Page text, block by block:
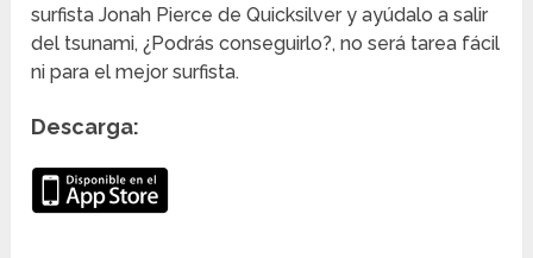
surfista Jonah Pierce de Quicksilver y ayúdalo a salir
del tsunami, ¿Podrás conseguirlo?, no será tarea fácil
ni para el mejor surfista.
Descarga: